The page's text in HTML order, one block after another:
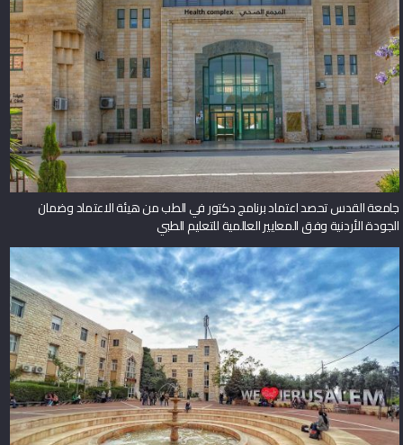
جامعة القدس تحصد اعتماد برنامج دكتور في الطب من هيئة الاعتماد وضمان
الجودة الأردنية وفق المعايير العالمية للتعليم الطبي